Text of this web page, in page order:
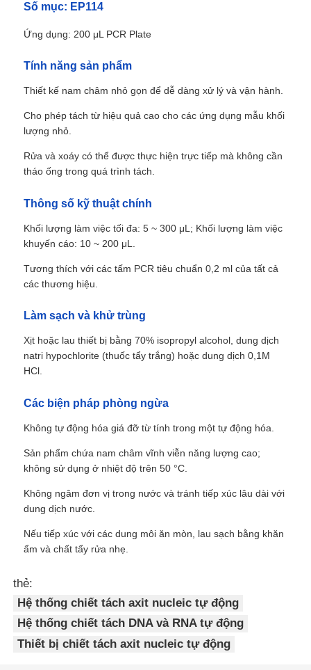
Trang chủ
Các sản phẩm
Số mục: EP114
Ứng dụng: 200 μL PCR Plate
Tính năng sản phẩm
Thiết kế nam châm nhỏ gọn để dễ dàng xử lý và vận hành.
Cho phép tách từ hiệu quả cao cho các ứng dụng mẫu khối
lượng nhỏ.
Rửa và xoáy có thể được thực hiện trực tiếp mà không cần
tháo ống trong quá trình tách.
Thông số kỹ thuật chính
Khối lượng làm việc tối đa: 5 ~ 300 μL; Khối lượng làm việc
khuyến cáo: 10 ~ 200 μL.
Tương thích với các tấm PCR tiêu chuẩn 0,2 ml của tất cả
các thương hiệu.
Làm sạch và khử trùng
Xịt hoặc lau thiết bị bằng 70% isopropyl alcohol, dung dịch
natri hypochlorite (thuốc tẩy trắng) hoặc dung dịch 0,1M
HCl.
Các biện pháp phòng ngừa
Không tự động hóa giá đỡ từ tính trong một tự động hóa.
Sản phẩm chứa nam châm vĩnh viễn năng lượng cao;
không sử dụng ở nhiệt độ trên 50 °C.
Không ngâm đơn vị trong nước và tránh tiếp xúc lâu dài với
dung dịch nước.
Nếu tiếp xúc với các dung môi ăn mòn, lau sạch bằng khăn
ẩm và chất tẩy rửa nhẹ.
thẻ:
Hệ thống chiết tách axit nucleic tự động
Hệ thống chiết tách DNA và RNA tự động
Thiết bị chiết tách axit nucleic tự động